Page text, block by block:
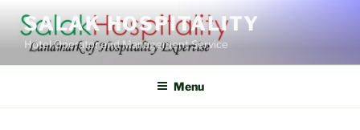
content
SALAK HOSPITALITY
Hotel Operator and Management Service
Menu